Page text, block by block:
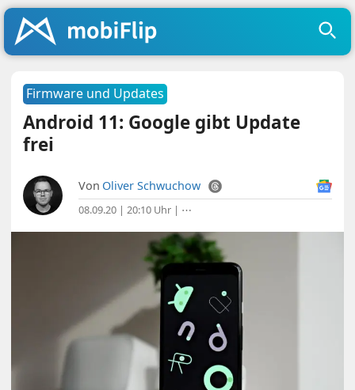
Firmware und Updates
Android 11: Google gibt Update
frei
Von Oliver Schwuchow
08.09.20 | 20:10 Uhr | ⋯